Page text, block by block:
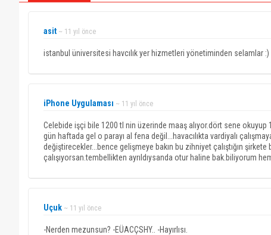
asit ~ 11 yıl önce
istanbul üniversitesi havcılık yer hizmetleri yönetiminden selamlar :)
iPhone Uygulaması ~ 11 yıl önce
Celebide işçi bile 1200 tl nin üzerinde maaş alıyor.dört sene okuyup
gün haftada gel o parayı al fena değil...havacılıkta vardiyalı
değiştirecekler...bence gelişmeye bakın bu zihniyet çalıştığın
çalışıyorsan.tembellikten ayrıldıysanda otur haline bak.biliyorum
Uçuk ~ 11 yıl önce
-Nerden mezunsun? -EÜACÇSHY.. -Hayırlısı.